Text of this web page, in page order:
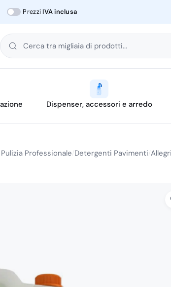
Prezzi IVA inclusa
Cerca tra migliaia di prodotti...
Dispenser, accessori e arredo
Professionale Detergenti Pavimenti